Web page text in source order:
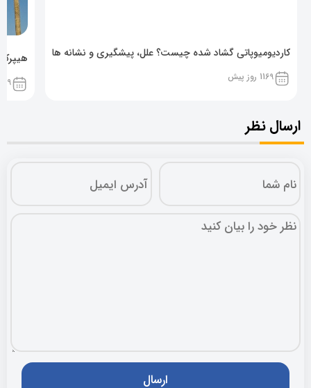
کاردیومیوپاتی گشاد شده چیست؟ علل، پیشگیری و نشانه ها
1169 روز پیش 1169
ارسال نظر